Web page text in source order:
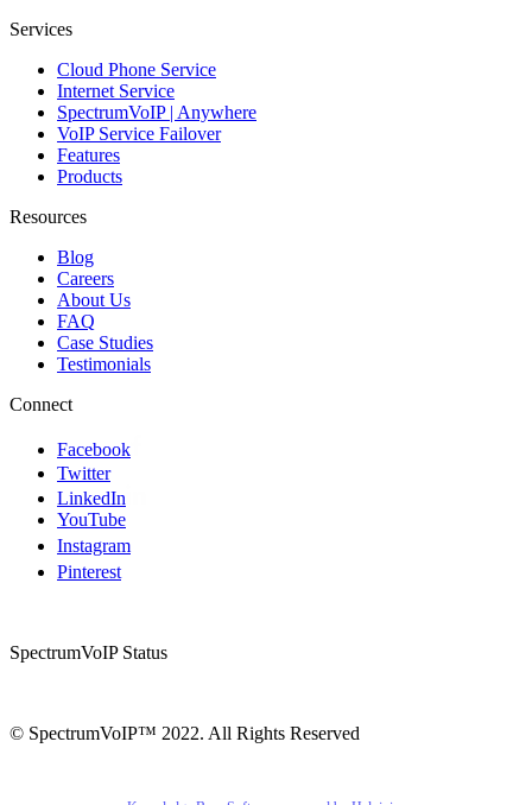
Services
Cloud Phone Service
Internet Service
SpectrumVoIP | Anywhere
VoIP Service Failover
Features
Products
Resources
Blog
Careers
About Us
FAQ
Case Studies
Testimonials
Connect
Facebook
Twitter
LinkedIn
YouTube
Instagram
Pinterest
SpectrumVoIP Status
© SpectrumVoIP™ 2022. All Rights Reserved